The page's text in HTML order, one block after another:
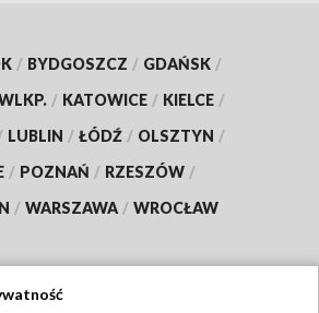
/ BYDGOSZCZ / GDAŃSK /
/ KATOWICE / KIELCE /
LUBLIN / ŁÓDŹ / OLSZTYN /
/ POZNAŃ / RZESZÓW /
/ WARSZAWA / WROCŁAW